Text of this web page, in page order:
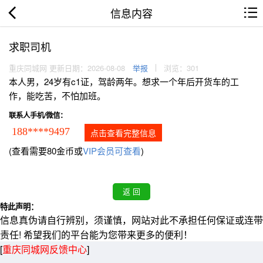
信息内容
求职司机
重庆同城网 更新日期：2026-08-08 举报 浏览：301
本人男，24岁有c1证，驾龄两年。想求一个年后开货车的工
作，能吃苦，不怕加班。
联系人手机/微信：
188****9497 点击查看完整信息
(查看需要80金币或VIP会员可查看)
特此声明：
信息真伪请自行辨别，须谨慎，网站对此不承担任何保证或连带
责任! 希望我们的平台能为您带来更多的便利！
[重庆同城网反馈中心]